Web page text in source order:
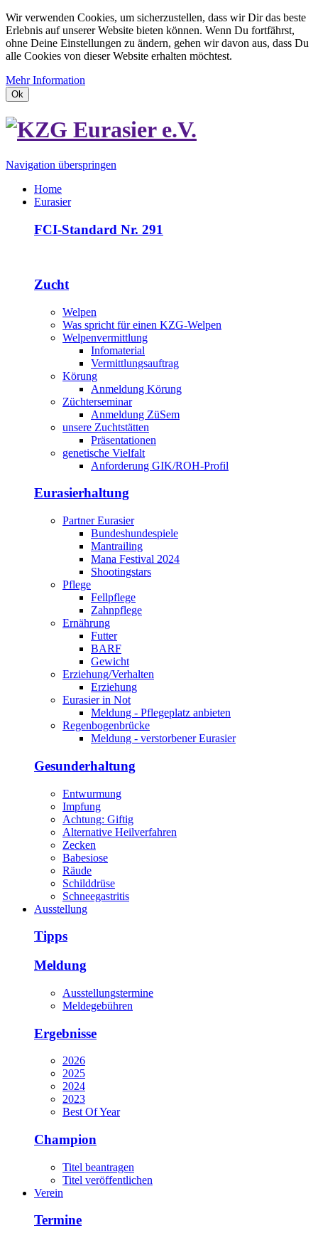
Wir verwenden Cookies, um sicherzustellen, dass wir Dir das beste
Erlebnis auf unserer Website bieten können. Wenn Du fortfährst,
ohne Deine Einstellungen zu ändern, gehen wir davon aus, dass Du
alle Cookies von dieser Website erhalten möchtest.
Mehr Information
Ok
Navigation überspringen
Home
Eurasier
FCI-Standard Nr. 291
Zucht
Welpen
Was spricht für einen KZG-Welpen
Welpenvermittlung
Infomaterial
Vermittlungsauftrag
Körung
Anmeldung Körung
Züchterseminar
Anmeldung ZüSem
unsere Zuchtstätten
Präsentationen
genetische Vielfalt
Anforderung GIK/ROH-Profil
Eurasierhaltung
Partner Eurasier
Bundeshundespiele
Mantrailing
Mana Festival 2024
Shootingstars
Pflege
Fellpflege
Zahnpflege
Ernährung
Futter
BARF
Gewicht
Erziehung/Verhalten
Erziehung
Eurasier in Not
Meldung - Pflegeplatz anbieten
Regenbogenbrücke
Meldung - verstorbener Eurasier
Gesunderhaltung
Entwurmung
Impfung
Achtung: Giftig
Alternative Heilverfahren
Zecken
Babesiose
Räude
Schilddrüse
Schneegastritis
Ausstellung
Tipps
Meldung
Ausstellungstermine
Meldegebühren
Ergebnisse
2026
2025
2024
2023
Best Of Year
Champion
Titel beantragen
Titel veröffentlichen
Verein
Termine